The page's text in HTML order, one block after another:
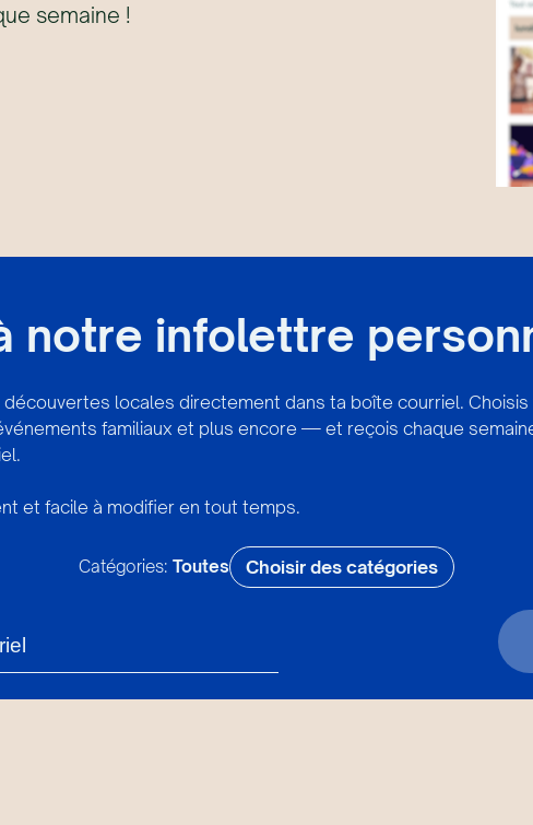
semaine !
notre infolettre
découvertes locales directement dans ta boîte courriel.
familiaux et plus encore — et reçois chaque
et facile à modifier en tout temps.
Catégories: Toutes Choisir des catégories